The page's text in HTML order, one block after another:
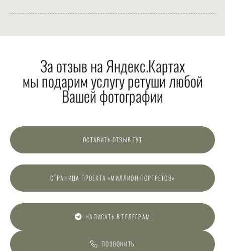
За отзыв на Яндекс.Картах
мы подарим услугу ретуши любой
Вашей фотографии
ОСТАВИТЬ ОТЗЫВ ТУТ
СТРАНИЦА ПРОЕКТА «МИЛЛИОН ПОРТРЕТОВ»
НАПИСАТЬ В ТЕЛЕГРАМ
ПОЗВОНИТЬ